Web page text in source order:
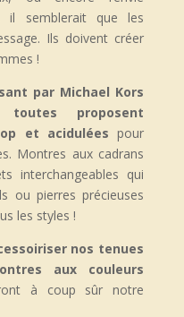
il semblerait que les
Ils doivent créer
!
par Michael Kors
proposent
et acidulées pour
Montres aux cadrans
interchangeables qui
ou pierres précieuses
les styles !
nos tenues
aux couleurs
à coup sûr notre